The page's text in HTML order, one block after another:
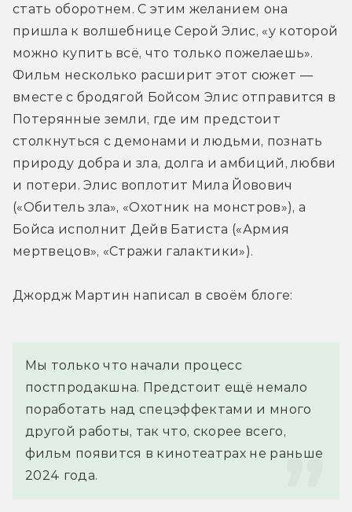
стать оборотнем. С этим желанием она
пришла к волшебнице Серой Элис, «у которой
можно купить всё, что только пожелаешь».
Фильм несколько расширит этот сюжет —
вместе с бродягой Бойсом Элис отправится в
Потерянные земли, где им предстоит
столкнуться с демонами и людьми, познать
природу добра и зла, долга и амбиций, любви
и потери. Элис воплотит Мила Йовович
(«Обитель зла», «Охотник на монстров»), а
Бойса исполнит Дейв Батиста («Армия
мертвецов», «Стражи галактики»).
Джордж Мартин написал в своём блоге:
Мы только что начали процесс
постпродакшна. Предстоит ещё немало
поработать над спецэффектами и много
другой работы, так что, скорее всего,
фильм появится в кинотеатрах не раньше
2024 года.